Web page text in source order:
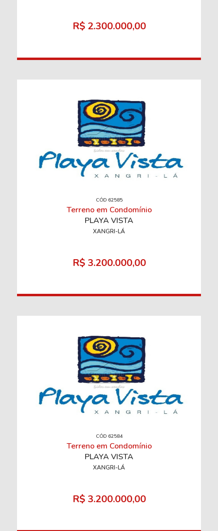
R$ 2.300.000,00
CÓD 62585
Terreno em Condomínio
PLAYA VISTA
XANGRI-LÁ
R$ 3.200.000,00
CÓD 62584
Terreno em Condomínio
PLAYA VISTA
XANGRI-LÁ
R$ 3.200.000,00